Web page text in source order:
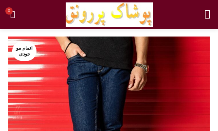
0
اتمام مو
جودی